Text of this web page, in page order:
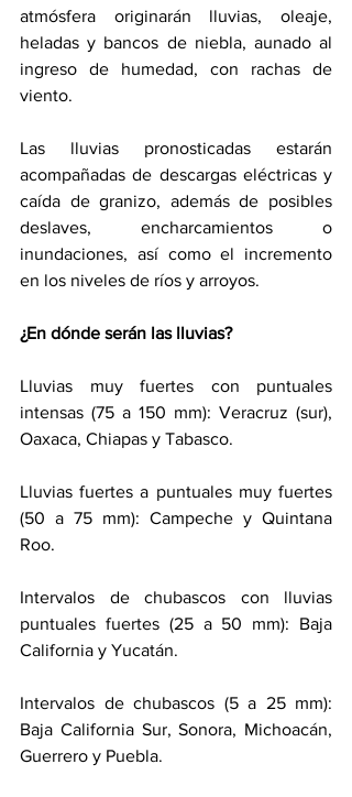
atmósfera originarán lluvias, oleaje,
heladas y bancos de niebla, aunado al
ingreso de humedad, con rachas de
viento.
Las lluvias pronosticadas estarán
acompañadas de descargas eléctricas y
caída de granizo, además de posibles
deslaves, encharcamientos o
inundaciones, así como el incremento
en los niveles de ríos y arroyos.
¿En dónde serán las lluvias?
Lluvias muy fuertes con puntuales
intensas (75 a 150 mm): Veracruz (sur),
Oaxaca, Chiapas y Tabasco.
Lluvias fuertes a puntuales muy fuertes
(50 a 75 mm): Campeche y Quintana
Roo.
Intervalos de chubascos con lluvias
puntuales fuertes (25 a 50 mm): Baja
California y Yucatán.
Intervalos de chubascos (5 a 25 mm):
Baja California Sur, Sonora, Michoacán,
Guerrero y Puebla.